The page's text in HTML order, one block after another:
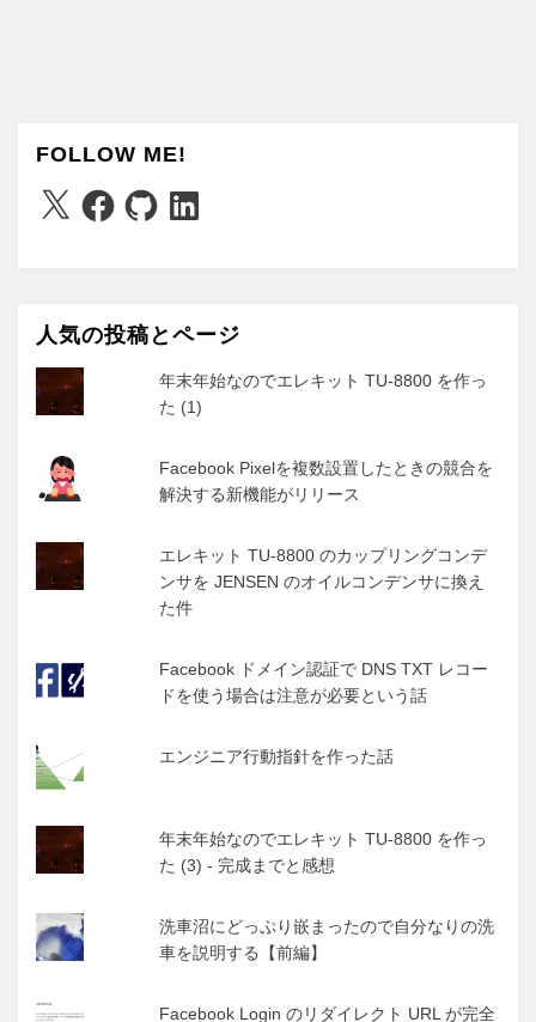
FOLLOW ME!
X Facebook
GitHubLinkedIn
人気の投稿とページ
年末年始なのでエレキット TU-8800 を作っ
た (1)
Facebook Pixelを複数設置したときの競合を
解決する新機能がリリース
エレキット TU-8800 のカップリングコンデ
ンサを JENSEN のオイルコンデンサに換え
た件
Facebook ドメイン認証で DNS TXT レコー
ドを使う場合は注意が必要という話
エンジニア行動指針を作った話
年末年始なのでエレキット TU-8800 を作っ
た (3) - 完成までと感想
洗車沼にどっぷり嵌まったので自分なりの洗
車を説明する【前編】
Facebook Login のリダイレクト URL が完全